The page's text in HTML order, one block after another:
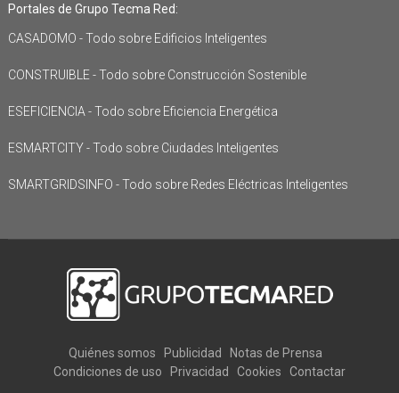
Portales de Grupo Tecma Red:
CASADOMO - Todo sobre Edificios Inteligentes
CONSTRUIBLE - Todo sobre Construcción Sostenible
ESEFICIENCIA - Todo sobre Eficiencia Energética
ESMARTCITY - Todo sobre Ciudades Inteligentes
SMARTGRIDSINFO - Todo sobre Redes Eléctricas Inteligentes
Quiénes somos Publicidad
Notas de Prensa
Condiciones de uso
Privacidad Cookies Contactar